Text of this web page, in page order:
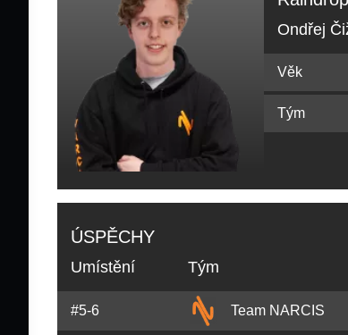
Ondřej
Věk
Tým
ÚSPĚCHY
Umístění Tým
#5-6 Team NARCIS